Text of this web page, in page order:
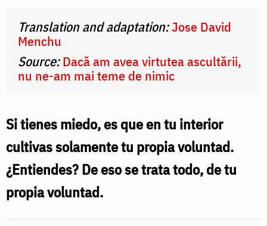
Translation and adaptation:Jose David
Menchu
Source:Dacă am avea virtutea ascultării,
nu ne-am mai teme de nimic
Si tienes miedo, es que en tu interior
cultivas solamente tu propia voluntad.
¿Entiendes? De eso se trata todo, de tu
propia voluntad.